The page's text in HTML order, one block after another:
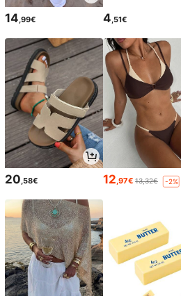
14,99€ 4,51€
20,58€ 12,97€ 13,32€ -2%